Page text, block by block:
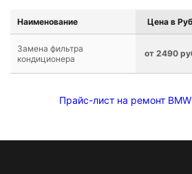
Наименование Цена в
Замена фильтра
кондиционера
от 2490
Прайс-лист на ремонт